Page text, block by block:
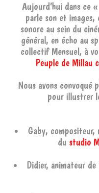
Aujourd’hui dans
parle son et
sonore au sein du
général, en écho au
collectif Mensuel, à
Peuple de Millau
Nous avons convoqué
pour illustrer
Gaby,
du studio
Didier, animateur de